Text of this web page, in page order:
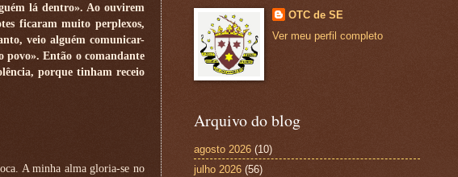
lá dentro». Ao ouvirem
ficaram muito perplexos,
veio alguém comunicar-
povo». Então o comandante
porque tinham receio
A minha alma gloria-se no
OTC de SE
Ver meu perfil completo
Arquivo do blog
agosto 2026 (10)
julho 2026 (56)